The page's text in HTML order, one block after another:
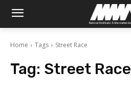
Home Tags Street Race
Tag: Street Race